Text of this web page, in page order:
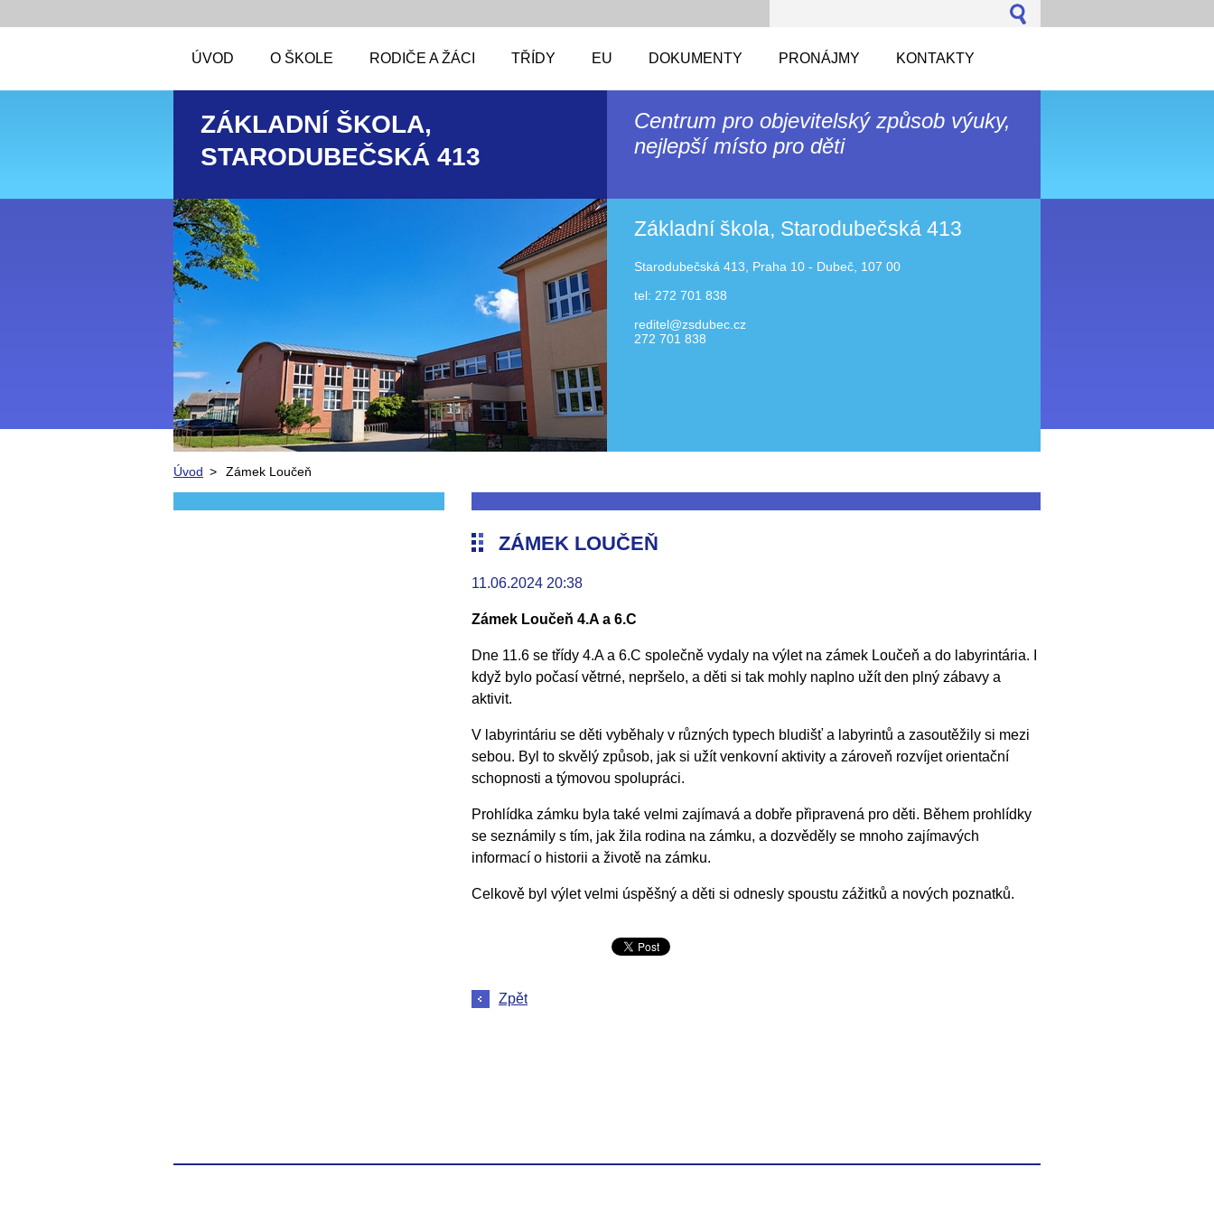
ÚVOD O ŠKOLE RODIČE A ŽÁCI TŘÍDY EU DOKUMENTY PRONÁJMY KONTAKTY
ZÁKLADNÍ ŠKOLA,
STARODUBEČSKÁ 413
Centrum pro objevitelský způsob výuky,
nejlepší místo pro děti
Základní škola, Starodubečská 413
Starodubečská 413, Praha 10 - Dubeč, 107 00
tel: 272 701 838
reditel@zsdubec.cz
272 701 838
Úvod > Zámek Loučeň
ZÁMEK LOUČEŇ
11.06.2024 20:38
Zámek Loučeň 4.A a 6.C
Dne 11.6 se třídy 4.A a 6.C společně vydaly na výlet na zámek Loučeň a do labyrintária. I
když bylo počasí větrné, nepršelo, a děti si tak mohly naplno užít den plný zábavy a
aktivit.
V labyrintáriu se děti vyběhaly v různých typech bludišť a labyrintů a zasoutěžily si mezi
sebou. Byl to skvělý způsob, jak si užít venkovní aktivity a zároveň rozvíjet orientační
schopnosti a týmovou spolupráci.
Prohlídka zámku byla také velmi zajímavá a dobře připravená pro děti. Během prohlídky
se seznámily s tím, jak žila rodina na zámku, a dozvěděly se mnoho zajímavých
informací o historii a životě na zámku.
Celkově byl výlet velmi úspěšný a děti si odnesly spoustu zážitků a nových poznatků.
Zpět